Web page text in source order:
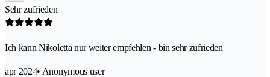
Sehr zufrieden
Ich kann Nikoletta nur weiter empfehlen - bin sehr zufrieden
apr 2024• Anonymous user